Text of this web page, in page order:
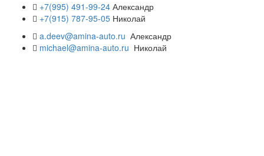
+7(995) 491-99-24 Александр
+7(915) 787-95-05 Николай
a.deev@amina-auto.ru Александр
michael@amina-auto.ru Николай